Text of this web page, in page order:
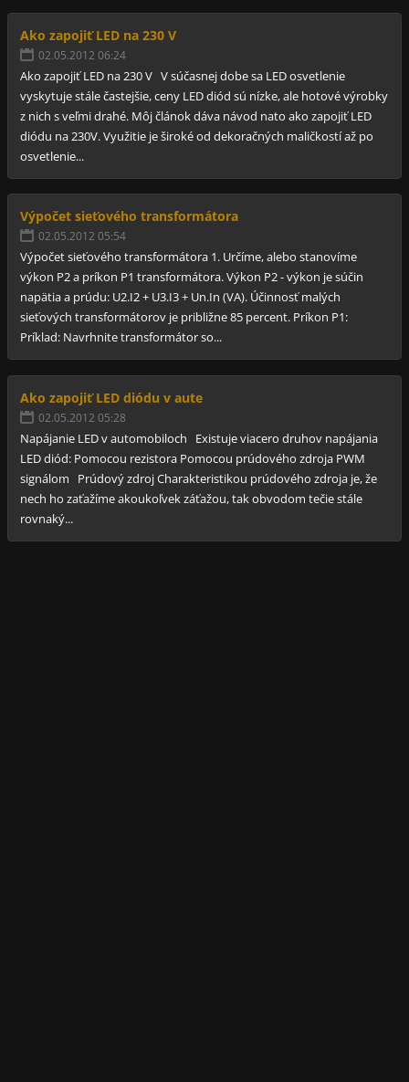
Ako zapojiť LED na 230 V
02.05.2012 06:24
Ako zapojiť LED na 230 V V súčasnej dobe sa LED osvetlenie
vyskytuje stále častejšie, ceny LED diód sú nízke, ale hotové výrobky
z nich s veľmi drahé. Môj článok dáva návod nato ako zapojiť LED
diódu na 230V. Využitie je široké od dekoračných maličkostí až po
osvetlenie...
Výpočet sieťového transformátora
02.05.2012 05:54
Výpočet sieťového transformátora 1. Určíme, alebo stanovíme
výkon P2 a príkon P1 transformátora. Výkon P2 - výkon je súčin
napätia a prúdu: U2.I2 + U3.I3 + Un.In (VA). Účinnosť malých
sieťových transformátorov je približne 85 percent. Príkon P1:
Príklad: Navrhnite transformátor so...
Ako zapojiť LED diódu v aute
02.05.2012 05:28
Napájanie LED v automobiloch Existuje viacero druhov napájania
LED diód: Pomocou rezistora Pomocou prúdového zdroja PWM
signálom Prúdový zdroj Charakteristikou prúdového zdroja je, že
nech ho zaťažíme akoukoľvek záťažou, tak obvodom tečie stále
rovnaký...